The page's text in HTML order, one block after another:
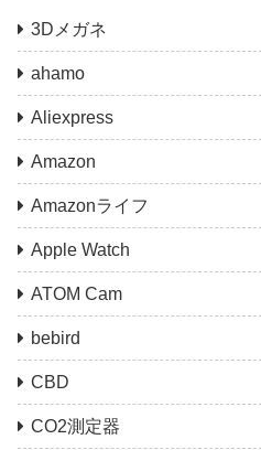
3Dメガネ
ahamo
Aliexpress
Amazon
Amazonライフ
Apple Watch
ATOM Cam
bebird
CBD
CO2測定器